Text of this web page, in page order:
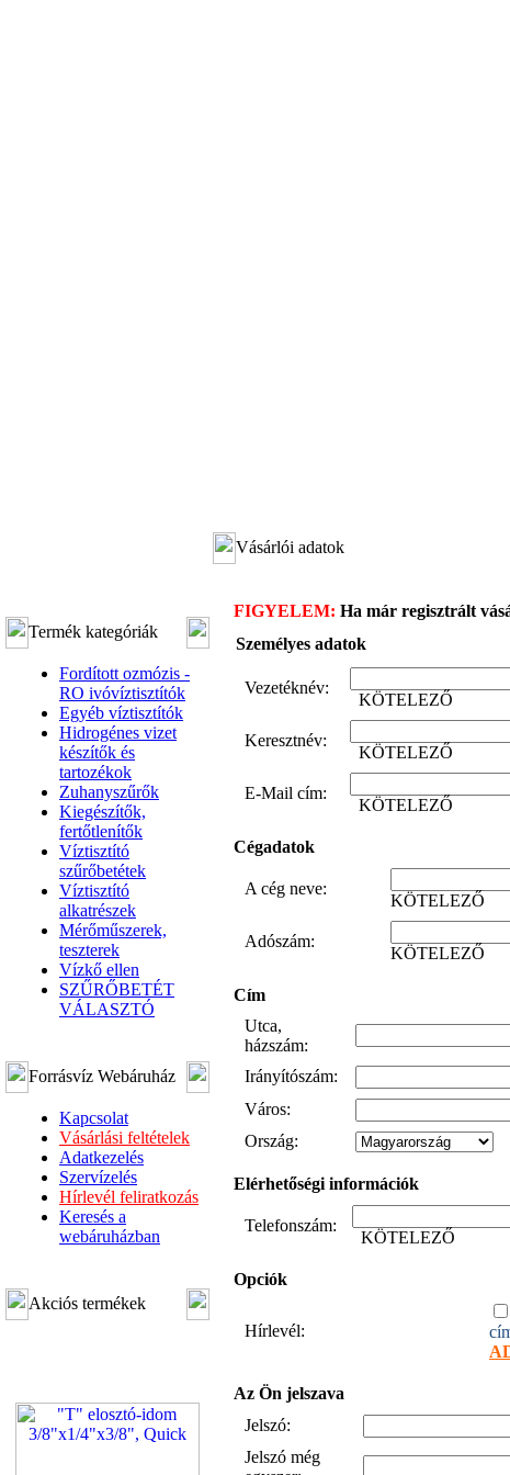
Termék kategóriák
Fordított ozmózis -
RO ivóvíztisztítók
Egyéb víztisztítók
Hidrogénes vizet
készítők és
tartozékok
Zuhanyszűrők
Kiegészítők,
fertőtlenítők
Víztisztító
szűrőbetétek
Víztisztító
alkatrészek
Mérőműszerek,
teszterek
Vízkő ellen
SZŰRŐBETÉT
VÁLASZTÓ
Forrásvíz Webáruház
Kapcsolat
Vásárlási feltételek
Adatkezelés
Szervízelés
Hírlevél feliratkozás
Keresés a
webáruházban
Akciós termékek
Vásárlói adatok
FIGYELEM: Ha már regisztrált
Személyes adatok
Vezetéknév:
KÖTELEZŐ
Keresztnév:
KÖTELEZŐ
E-Mail cím:
KÖTELEZŐ
Cégadatok
A cég neve:
KÖTELEZŐ
Adószám:
KÖTELEZŐ
Cím
Utca,
házszám:
Irányítószám:
Város:
Ország:
Elérhetőségi információk
Telefonszám:
KÖTELEZŐ
Opciók
Hírlevél:
Az Ön jelszava
Jelszó:
Jelszó még